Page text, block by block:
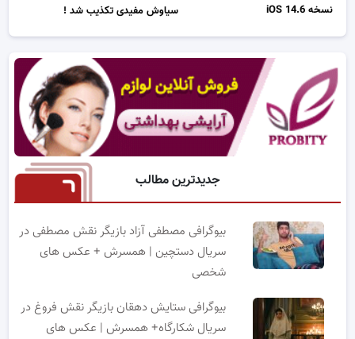
نسخه iOS 14.6
سیاوش مفیدی تکذیب شد !
جدیدترین مطالب
بیوگرافی مصطفی آزاد بازیگر نقش مصطفی در
سریال دستچین | همسرش + عکس های
شخصی
بیوگرافی ستایش دهقان بازیگر نقش فروغ در
سریال شکارگاه+ همسرش | عکس های